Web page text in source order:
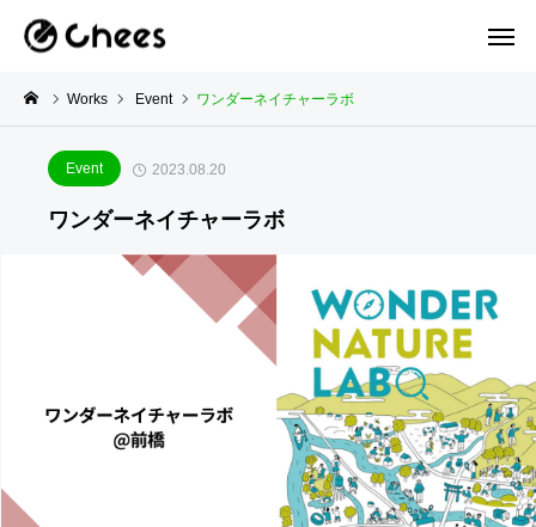
Works Event ワンダーネイチャーラボ
Event 2023.08.20
ワンダーネイチャーラボ